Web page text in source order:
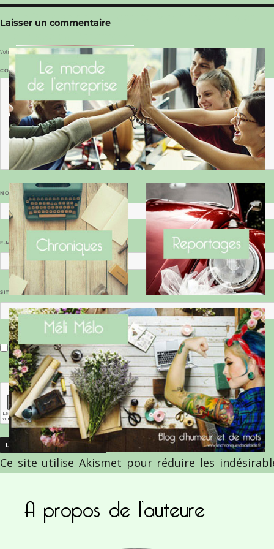
Laisser un commentaire
Votre adresse e-mail ne sera pas publiée. Les champs obligatoires sont indiqués avec
COMMENTAIRE*
NOM
E-MAIL
SITE WEB
Enregistrer mon nom, mon e-mail et mon site dans le navigateur pour mon prochain commentaire.
Ce site utilise Akismet pour réduire les
Le Benaise de la Charente-Maritime vaut bien
A propos de l’auteure